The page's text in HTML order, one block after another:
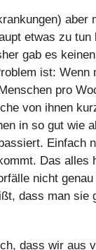
aber
etwas zu tun
gab es
ist: Wenn
pro
von ihnen
in so gut wie
Einfach
Das alles
nicht
dass man sie
dass wir aus